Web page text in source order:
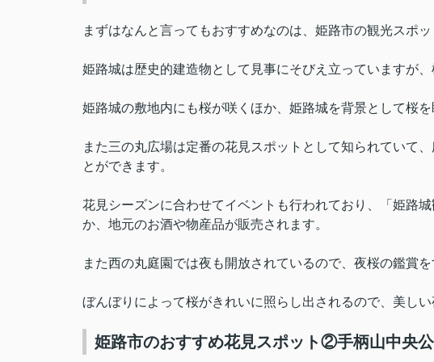
まずはなんと言ってもおすすめなのは、姫路市の観光スポッ
姫路城は歴史的建造物として見事にそびえ立っていますが
姫路城の敷地内にも桜が咲くほか、姫路城を背景として桜を
また三の丸広場は定番の花見スポットとして知られていて
とができます。
花見シーズンに合わせてイベントも行われており、「姫路
か、地元のお酒や物産品が販売されます。
また西の丸庭園では夜も開放されているので、夜桜の鑑賞を
ぼんぼりによって桜がきれいに照らし出されるので、美しい
姫路市のおすすめ花見スポット②手柄山中央